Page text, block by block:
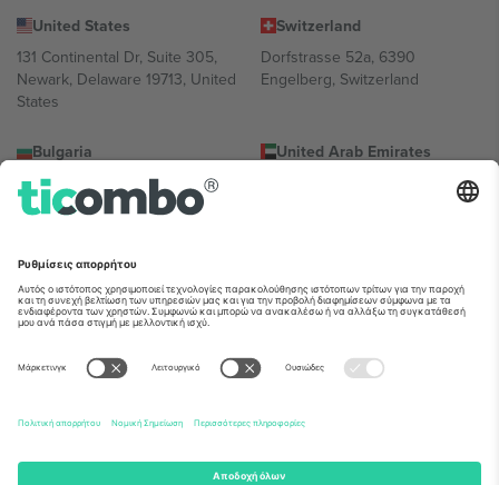
United States
131 Continental Dr, Suite 305,
Newark, Delaware 19713, United
States
Switzerland
Dorfstrasse 52a, 6390
Engelberg, Switzerland
Bulgaria
Regus Sofia City West, bul
Totleben 53-55, 1606 Sofia,
United Arab Emirates
UAE Dubai Silicon Oasis, DDP
Building A1, Office 302, Dubai,
Mexico
Av Chapultepec 360, Roma
Norte, Cuauhtémoc, 06700
Ciudad de México, CDMX,
Mexico
Η νομική οντότητα του παρόχου πλατφόρμας ενδέχεται να
τομέα. Για λεπτομέρειες ανατρέξτε στη σελίδα της συγκεκριμένης